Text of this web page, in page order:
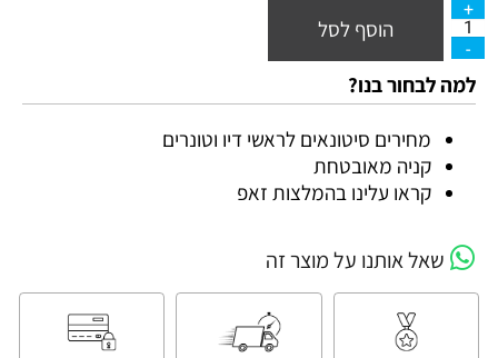
הוסף לסל
למה לבחור בנו?
מחירים סיטונאים לראשי דיו וטונרים
קניה מאובטחת
קראו עלינו בהמלצות זאפ
שאל אותנו על מוצר זה